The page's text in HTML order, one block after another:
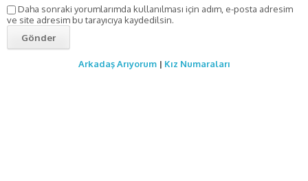
Daha sonraki yorumlarımda kullanılması için adım, e-posta adresim
ve site adresim bu tarayıcıya kaydedilsin.
Arkadaş Arıyorum| Kız Numaraları